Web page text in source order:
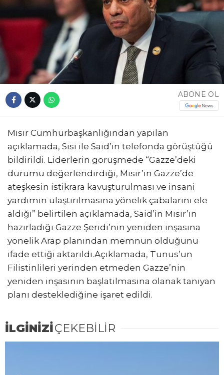
ABONE OL
Mısır Cumhurbaşkanlığından yapılan
açıklamada, Sisi ile Said’in telefonda görüştüğü
bildirildi. Liderlerin görüşmede “Gazze’deki
durumu değerlendirdiği, Mısır’ın Gazze’de
ateşkesin istikrara kavuşturulması ve insani
yardımın ulaştırılmasına yönelik çabalarını ele
aldığı” belirtilen açıklamada, Said’in Mısır’ın
hazırladığı Gazze Şeridi’nin yeniden inşasına
yönelik Arap planından memnun olduğunu
ifade ettiği aktarıldı.Açıklamada, Tunus’un
Filistinlileri yerinden etmeden Gazze’nin
yeniden inşasının başlatılmasına olanak tanıyan
planı desteklediğine işaret edildi.
İLGİNİZİÇEKEBİLİR